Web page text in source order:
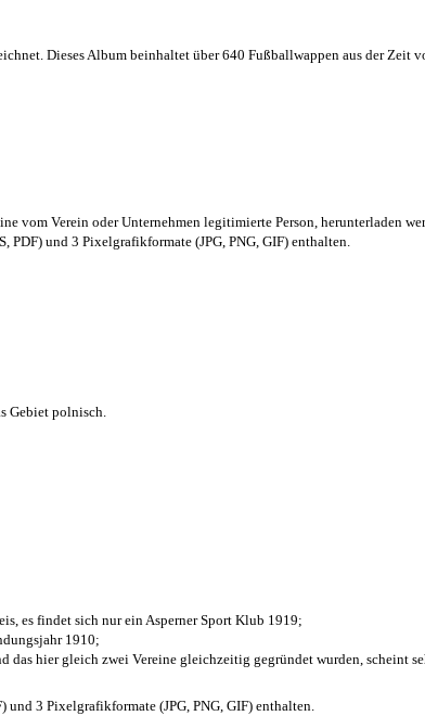
Dieses Album beinhaltet über 640 Fußballwappen aus der Zeit
vom Verein oder Unternehmen legitimierte Person, herunterladen
und 3 Pixelgrafikformate (JPG, PNG, GIF) enthalten.
Gebiet polnisch.
es findet sich nur ein Asperner Sport Klub 1919;
1910;
hier gleich zwei Vereine gleichzeitig gegründet wurden, scheint
3 Pixelgrafikformate (JPG, PNG, GIF) enthalten.